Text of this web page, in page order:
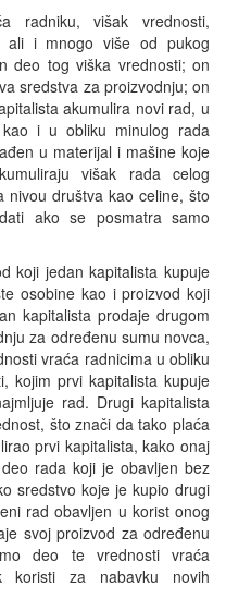
radniku, višak vrednosti,
ali i mnogo više od pukog
deo tog viška vrednosti; on
sredstva za proizvodnju; on
akumulira novi rad, u
i u obliku minulog rada
u materijal i mašine koje
višak rada celog
društva kao celine, što
ako se posmatra samo
koji jedan kapitalista kupuje
osobine kao i proizvod koji
kapitalista prodaje drugom
za određenu sumu novca,
vraća radnicima u obliku
kojim prvi kapitalista kupuje
rad. Drugi kapitalista
što znači da tako plaća
prvi kapitalista, kako onaj
rada koji je obavljen bez
sredstvo koje je kupio drugi
rad obavljen u korist onog
svoj proizvod za određenu
deo te vrednosti vraća
koristi za nabavku novih